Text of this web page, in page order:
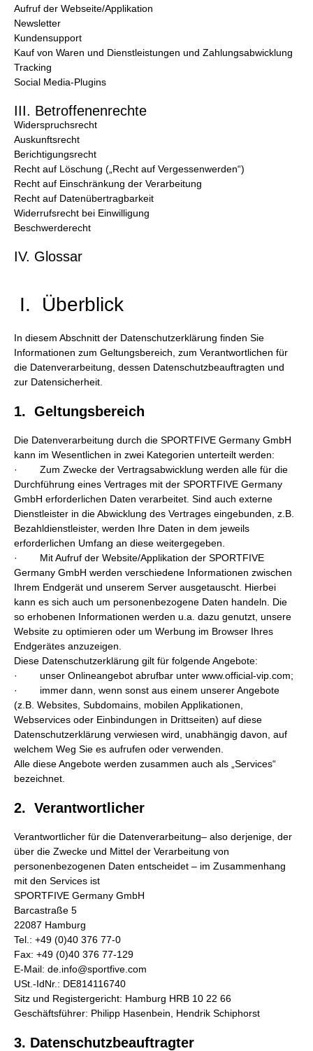
Aufruf der Webseite/Applikation
Newsletter
Kundensupport
Kauf von Waren und Dienstleistungen und Zahlungsabwicklung
Tracking
Social Media-Plugins
III. Betroffenenrechte
Widerspruchsrecht
Auskunftsrecht
Berichtigungsrecht
Recht auf Löschung („Recht auf Vergessenwerden“)
Recht auf Einschränkung der Verarbeitung
Recht auf Datenübertragbarkeit
Widerrufsrecht bei Einwilligung
Beschwerderecht
IV. Glossar
I. Überblick
In diesem Abschnitt der Datenschutzerklärung finden Sie
Informationen zum Geltungsbereich, zum Verantwortlichen für
die Datenverarbeitung, dessen Datenschutzbeauftragten und
zur Datensicherheit.
1. Geltungsbereich
Die Datenverarbeitung durch die SPORTFIVE Germany GmbH
kann im Wesentlichen in zwei Kategorien unterteilt werden:
· Zum Zwecke der Vertragsabwicklung werden alle für die
Durchführung eines Vertrages mit der SPORTFIVE Germany
GmbH erforderlichen Daten verarbeitet. Sind auch externe
Dienstleister in die Abwicklung des Vertrages eingebunden, z.B.
Bezahldienstleister, werden Ihre Daten in dem jeweils
erforderlichen Umfang an diese weitergegeben.
· Mit Aufruf der Website/Applikation der SPORTFIVE
Germany GmbH werden verschiedene Informationen zwischen
Ihrem Endgerät und unserem Server ausgetauscht. Hierbei
kann es sich auch um personenbezogene Daten handeln. Die
so erhobenen Informationen werden u.a. dazu genutzt, unsere
Website zu optimieren oder um Werbung im Browser Ihres
Endgerätes anzuzeigen.
Diese Datenschutzerklärung gilt für folgende Angebote:
· unser Onlineangebot abrufbar unter www.official-vip.com;
· immer dann, wenn sonst aus einem unserer Angebote
(z.B. Websites, Subdomains, mobilen Applikationen,
Webservices oder Einbindungen in Drittseiten) auf diese
Datenschutzerklärung verwiesen wird, unabhängig davon, auf
welchem Weg Sie es aufrufen oder verwenden.
Alle diese Angebote werden zusammen auch als „Services“
bezeichnet.
2. Verantwortlicher
Verantwortlicher für die Datenverarbeitung– also derjenige, der
über die Zwecke und Mittel der Verarbeitung von
personenbezogenen Daten entscheidet – im Zusammenhang
mit den Services ist
SPORTFIVE Germany GmbH
Barcastraße 5
22087 Hamburg
Tel.: +49 (0)40 376 77-0
Fax: +49 (0)40 376 77-129
E-Mail: de.info@sportfive.com
USt.-IdNr.: DE814116740
Sitz und Registergericht: Hamburg HRB 10 22 66
Geschäftsführer: Philipp Hasenbein, Hendrik Schiphorst
3. Datenschutzbeauftragter